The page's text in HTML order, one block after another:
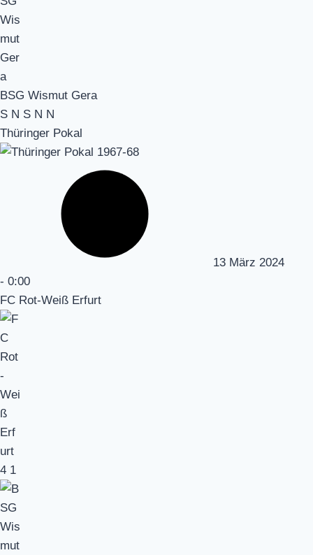
BSG Wismut Gera
S N S N N
Thüringer Pokal
13 März 2024
- 0:00
FC Rot-Weiß Erfurt
4 1